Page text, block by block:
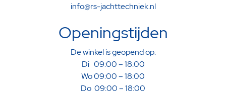
info@rs-jachttechniek.nl
Openingstijden
De winkel is geopend op:
Di 09:00 – 18:00
Wo 09:00 – 18:00
Do 09:00 – 18:00